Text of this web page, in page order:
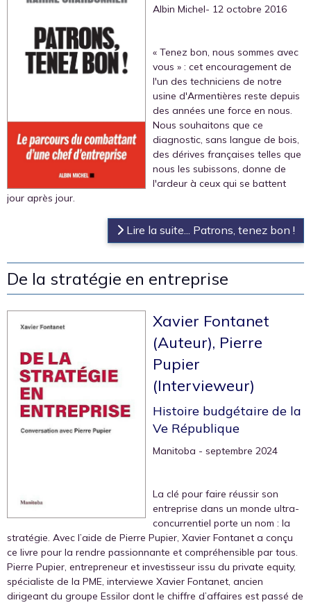
Albin Michel- 12 octobre 2016
« Tenez bon, nous sommes avec
vous » : cet encouragement de
l'un des techniciens de notre
usine d'Armentières reste depuis
des années une force en nous.
Nous souhaitons que ce
diagnostic, sans langue de bois,
des dérives françaises telles que
nous les subissons, donne de
l'ardeur à ceux qui se battent
jour après jour.
Lire la suite... Patrons, tenez bon !
De la stratégie en entreprise
Xavier Fontanet
(Auteur), Pierre
Pupier
(Intervieweur)
Histoire budgétaire de la
Ve République
Manitoba - septembre 2024
La clé pour faire réussir son
entreprise dans un monde ultra-
concurrentiel porte un nom : la
stratégie. Avec l’aide de Pierre Pupier, Xavier Fontanet a conçu
ce livre pour la rendre passionnante et compréhensible par tous.
Pierre Pupier, entrepreneur et investisseur issu du private equity,
spécialiste de la PME, interviewe Xavier Fontanet, ancien
dirigeant du groupe Essilor dont le chiffre d’affaires est passé de